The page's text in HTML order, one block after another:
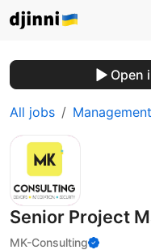
Open
All jobs Management
Senior Project
MK-Consulting